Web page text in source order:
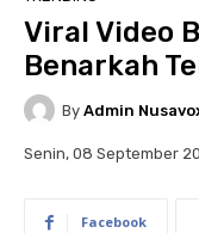
Viral Video
Benarkah
By Admin
Senin, 08 September
Facebook